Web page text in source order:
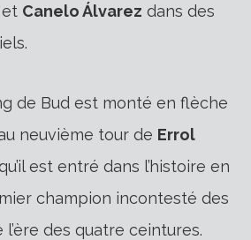
et Canelo Álvarez dans des
de Bud est monté en flèche
neuvième tour de Errol
est entré dans l’histoire en
champion incontesté des
des quatre ceintures.